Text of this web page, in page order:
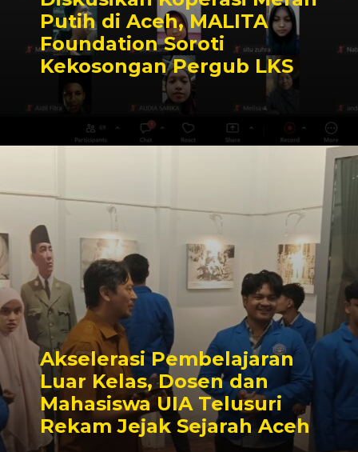
Putih di Aceh, MALITA
Foundation Soroti
Kekosongan Pergub LKS
Akselerasi Pembelajaran
Luar Kelas, Dosen dan
Mahasiswa UIA Telusuri
Rekam Jejak Sejarah Aceh